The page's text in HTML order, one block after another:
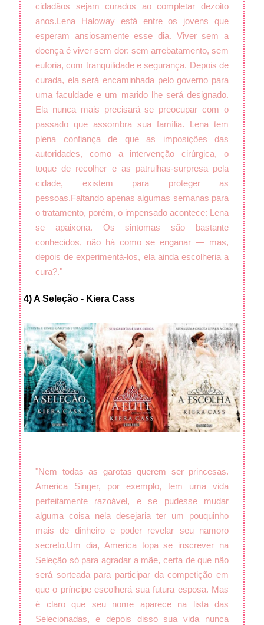
cidadãos sejam curados ao completar dezoito
anos.Lena Haloway está entre os jovens que
esperam ansiosamente esse dia. Viver sem a
doença é viver sem dor: sem arrebatamento, sem
euforia, com tranquilidade e segurança. Depois de
curada, ela será encaminhada pelo governo para
uma faculdade e um marido lhe será designado.
Ela nunca mais precisará se preocupar com o
passado que assombra sua família. Lena tem
plena confiança de que as imposições das
autoridades, como a intervenção cirúrgica, o
toque de recolher e as patrulhas-surpresa pela
cidade, existem para proteger as
pessoas.Faltando apenas algumas semanas para
o tratamento, porém, o impensado acontece: Lena
se apaixona. Os sintomas são bastante
conhecidos, não há como se enganar — mas,
depois de experimentá-los, ela ainda escolheria a
cura?."
4) A Seleção - Kiera Cass
"Nem todas as garotas querem ser princesas.
America Singer, por exemplo, tem uma vida
perfeitamente razoável, e se pudesse mudar
alguma coisa nela desejaria ter um pouquinho
mais de dinheiro e poder revelar seu namoro
secreto.Um dia, America topa se inscrever na
Seleção só para agradar a mãe, certa de que não
será sorteada para participar da competição em
que o príncipe escolherá sua futura esposa. Mas
é claro que seu nome aparece na lista das
Selecionadas, e depois disso sua vida nunca